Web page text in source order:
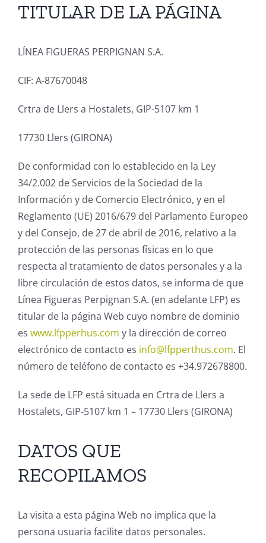
TITULAR DE LA PÁGINA
LÍNEA FIGUERAS PERPIGNAN S.A.
CIF: A-87670048
Crtra de Llers a Hostalets, GIP-5107 km 1
17730 Llers (GIRONA)
De conformidad con lo establecido en la Ley
34/2.002 de Servicios de la Sociedad de la
Información y de Comercio Electrónico, y en el
Reglamento (UE) 2016/679 del Parlamento Europeo
y del Consejo, de 27 de abril de 2016, relativo a la
protección de las personas físicas en lo que
respecta al tratamiento de datos personales y a la
libre circulación de estos datos, se informa de que
Línea Figueras Perpignan S.A. (en adelante LFP) es
titular de la página Web cuyo nombre de dominio
es www.lfpperhus.com y la dirección de correo
electrónico de contacto es info@lfpperthus.com. El
número de teléfono de contacto es +34.972678800.
La sede de LFP está situada en Crtra de Llers a
Hostalets, GIP-5107 km 1 – 17730 Llers (GIRONA)
DATOS QUE
RECOPILAMOS
La visita a esta página Web no implica que la
persona usuaria facilite datos personales.